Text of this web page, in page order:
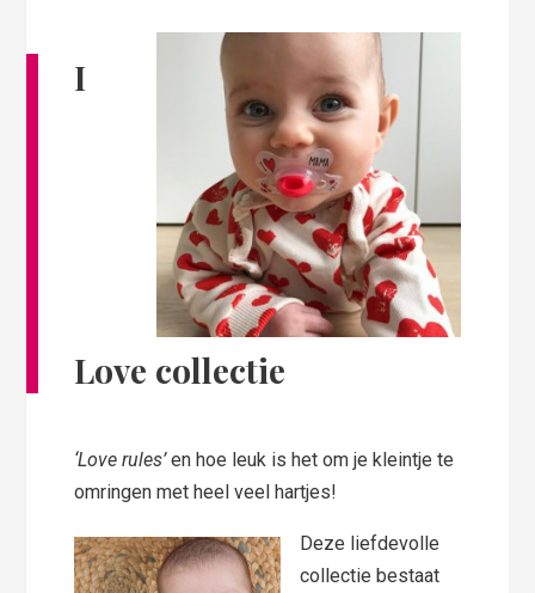
I
Love collectie
‘Love rules’en hoe leuk is het om je kleintje te
omringen met heel veel hartjes!
Deze liefdevolle
collectie bestaat